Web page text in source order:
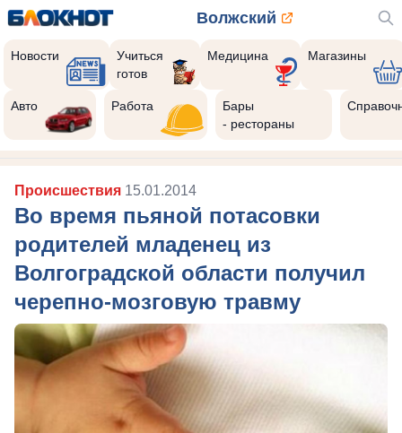
Волжский
Новости
Учиться
готов
Медицина Магазины
Авто Работа
Бары
- рестораны
Происшествия 15.01.2014
Во время пьяной потасовки
родителей младенец из
Волгоградской области получил
черепно-мозговую травму